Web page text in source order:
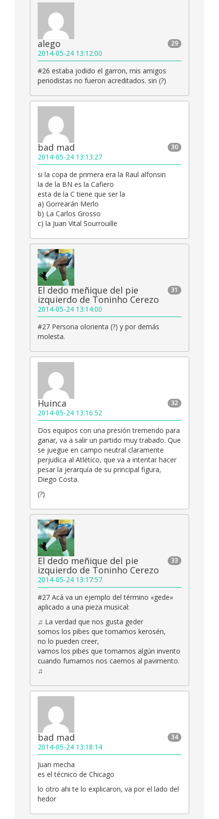
29
alego
2014-05-24 13:12:00
#26 estaba jodido el garron, mis amigos
periodistas no fueron acreditados. sin (?)
30
bad mad
2014-05-24 13:13:27
si la copa de primera era la Raul alfonsin
la de la BN es la Cafiero
esta de la C tiene que ser la
a) Gorrearán Merlo
b) La Carlos Grosso
c) la Juan Vital Sourrouille
31
El dedo meñique del pie
izquierdo de Toninho Cerezo
2014-05-24 13:14:00
#27 Persona olorienta (?) y por demás
molesta.
32
Huinca
2014-05-24 13:16:52
Dos equipos con una presión tremendo para
ganar, va a salir un partido muy trabado. Que
se juegue en campo neutral claramente
perjudica al Atlético, que va a intentar hacer
pesar la jerarquía de su principal figura,
Diego Costa.
(?)
33
El dedo meñique del pie
izquierdo de Toninho Cerezo
2014-05-24 13:17:57
#27 Acá va un ejemplo del término «gede»
aplicado a una pieza musical:
♫ La verdad que nos gusta geder
somos los pibes que tomamos kerosén,
no lo pueden creer,
vamos los pibes que tomamos algún invento
cuando fumamos nos caemos al pavimento.
♫
34
bad mad
2014-05-24 13:18:14
Juan mecha
es el técnico de Chicago
lo otro ahi te lo explicaron, va por el lado del
hedor